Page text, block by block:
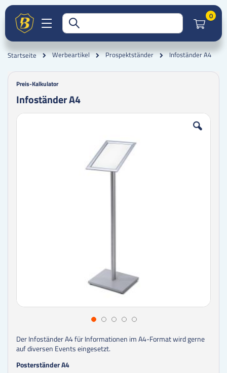
0
Startseite Werbeartikel Prospektständer Infoständer A4
Preis-Kalkulator
Infoständer A4
Zum
Zum
Der Infoständer A4 für Informationen im A4-Format wird gerne
auf diversen Events eingesetzt.
Posterständer A4